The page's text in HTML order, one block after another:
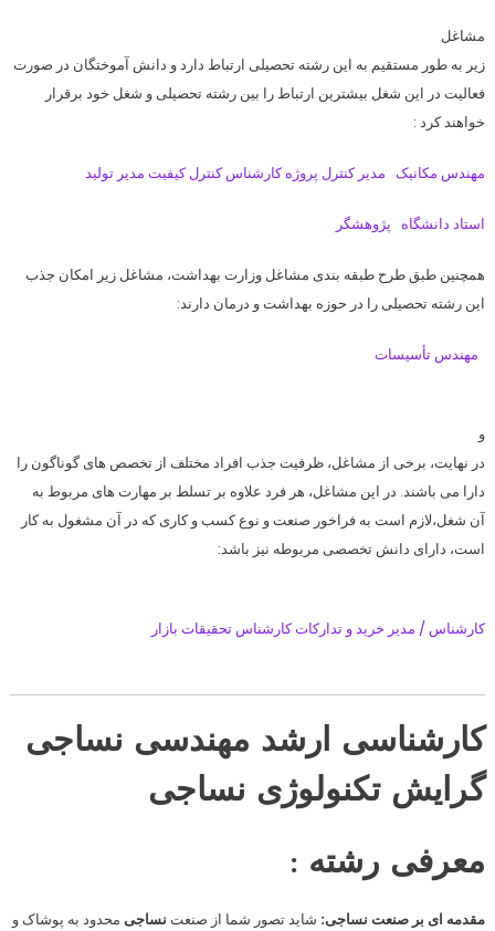
مشاغل
زیر به طور مستقیم به این رشته تحصیلی ارتباط دارد و دانش آموختگان در صورت
فعالیت در این شغل بیشترین ارتباط را بین رشته تحصیلی و شغل خود برقرار
خواهند کرد :
مهندس مکانیک مدیر کنترل پروژهکارشناس کنترل کیفیت مدیر تولید
استاد دانشگاه پژوهشگر
همچنین طبق طرح طبقه بندی مشاغل وزارت بهداشت، مشاغل زیر امکان جذب
این رشته تحصیلی را در حوزه بهداشت و درمان دارند:
مهندس تأسیسات
و
در نهایت، برخی از مشاغل، ظرفیت جذب افراد مختلف از تخصص های گوناگون را
دارا می باشند. در این مشاغل، هر فرد علاوه بر تسلط بر مهارت های مربوط به
آن شغل،لازم است به فراخور صنعت و نوع کسب و کاری که در آن مشغول به کار
است، دارای دانش تخصصی مربوطه نیز باشد:
کارشناس / مدیر خرید و تدارکاتکارشناس تحقیقات بازار
کارشناسی ارشد مهندسی نساجی
گرایش تکنولوژی نساجی
معرفی رشته :
مقدمه ای بر صنعت نساجی: شاید تصور شما از صنعت نساجی محدود به پوشاک و